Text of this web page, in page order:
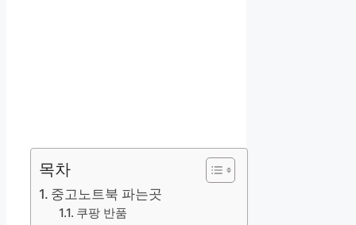
목차
중고노트북 파는곳
쿠팡 반품